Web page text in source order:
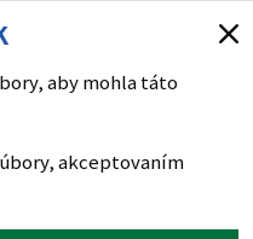
aby mohla táto
akceptovaním